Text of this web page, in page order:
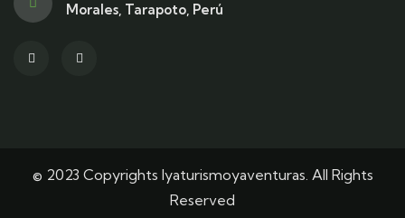
Morales, Tarapoto, Perú
© 2023 Copyrights lyaturismoyaventuras. All Rights
Reserved